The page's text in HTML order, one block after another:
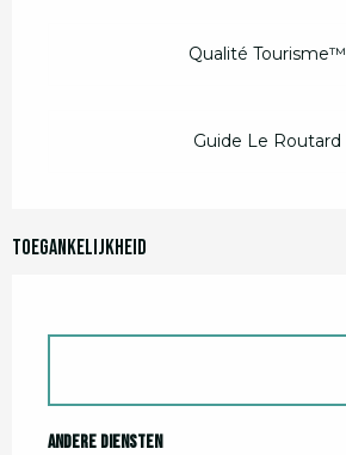
Qualité Tourisme™
Guide Le Routard
Toegankelijkheid
Andere diensten